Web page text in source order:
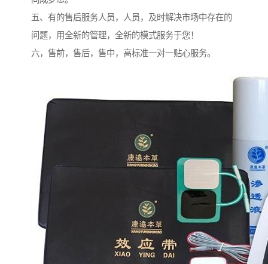
五、有的售后服务人员，人员，及时解决市场中存在的
问题，用全新的管理，全新的模式服务于您！
六，售前，售后，售中，高标准一对一贴心服务。